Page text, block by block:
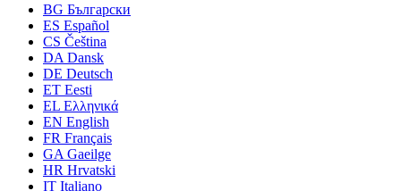
BG Български
ES Español
CS Čeština
DA Dansk
DE Deutsch
ET Eesti
EL Ελληνικά
EN English
FR Français
GA Gaeilge
HR Hrvatski
IT Italiano